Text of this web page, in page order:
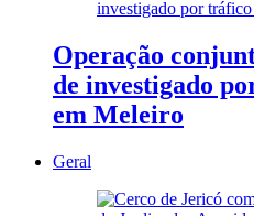
Operação
de investigado
em Meleiro
Geral